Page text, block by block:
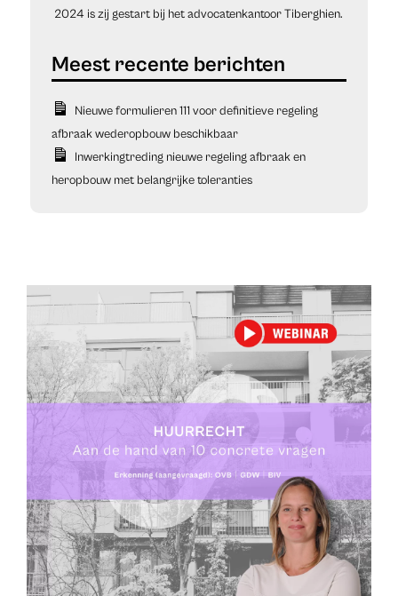
2024 is zij gestart bij het advocatenkantoor Tiberghien.
Nieuwe formulieren 111 voor definitieve regeling
afbraak wederopbouw beschikbaar
Inwerkingtreding nieuwe regeling afbraak en
heropbouw met belangrijke toleranties